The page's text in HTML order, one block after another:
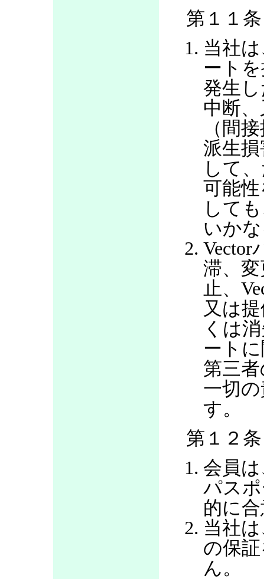
第１１
当社
ート
発生
中断
（間
派生
して
可能
して
いか
Vector
滞、
止、
又は
くは
ート
第三
一切
す。
第１２
会員
パス
的に
当社
の保
ん。